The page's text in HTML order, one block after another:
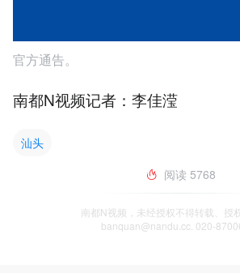
官方通告。
南都N视频记者：李佳滢
汕头
阅读 5768
南都N视频，未经授权不得转载、授
banquan@nandu.cc. 020-